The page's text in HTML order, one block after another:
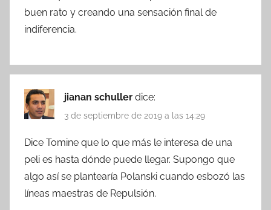
buen rato y creando una sensación final de
indiferencia.
jianan schuller dice:
3 de septiembre de 2019 a las 14:29
Dice Tomine que lo que más le interesa de una
peli es hasta dónde puede llegar. Supongo que
algo así se plantearía Polanski cuando esbozó las
líneas maestras de Repulsión.